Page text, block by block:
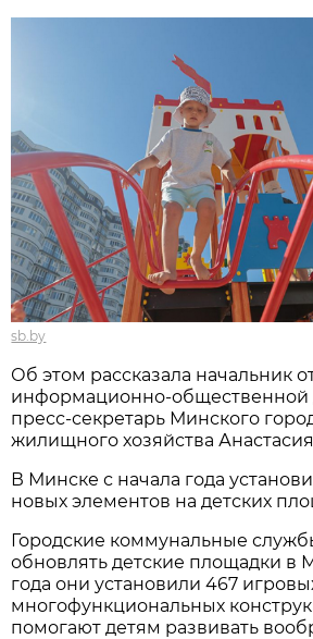
sb.by
Об этом рассказала начальник
информационно-общественной
пресс-секретарь Минского
жилищного хозяйства
В Минске с начала года
новых элементов на детских
Городские коммунальные
обновлять детские площадки в
года они установили 467
многофункциональных
помогают детям развивать